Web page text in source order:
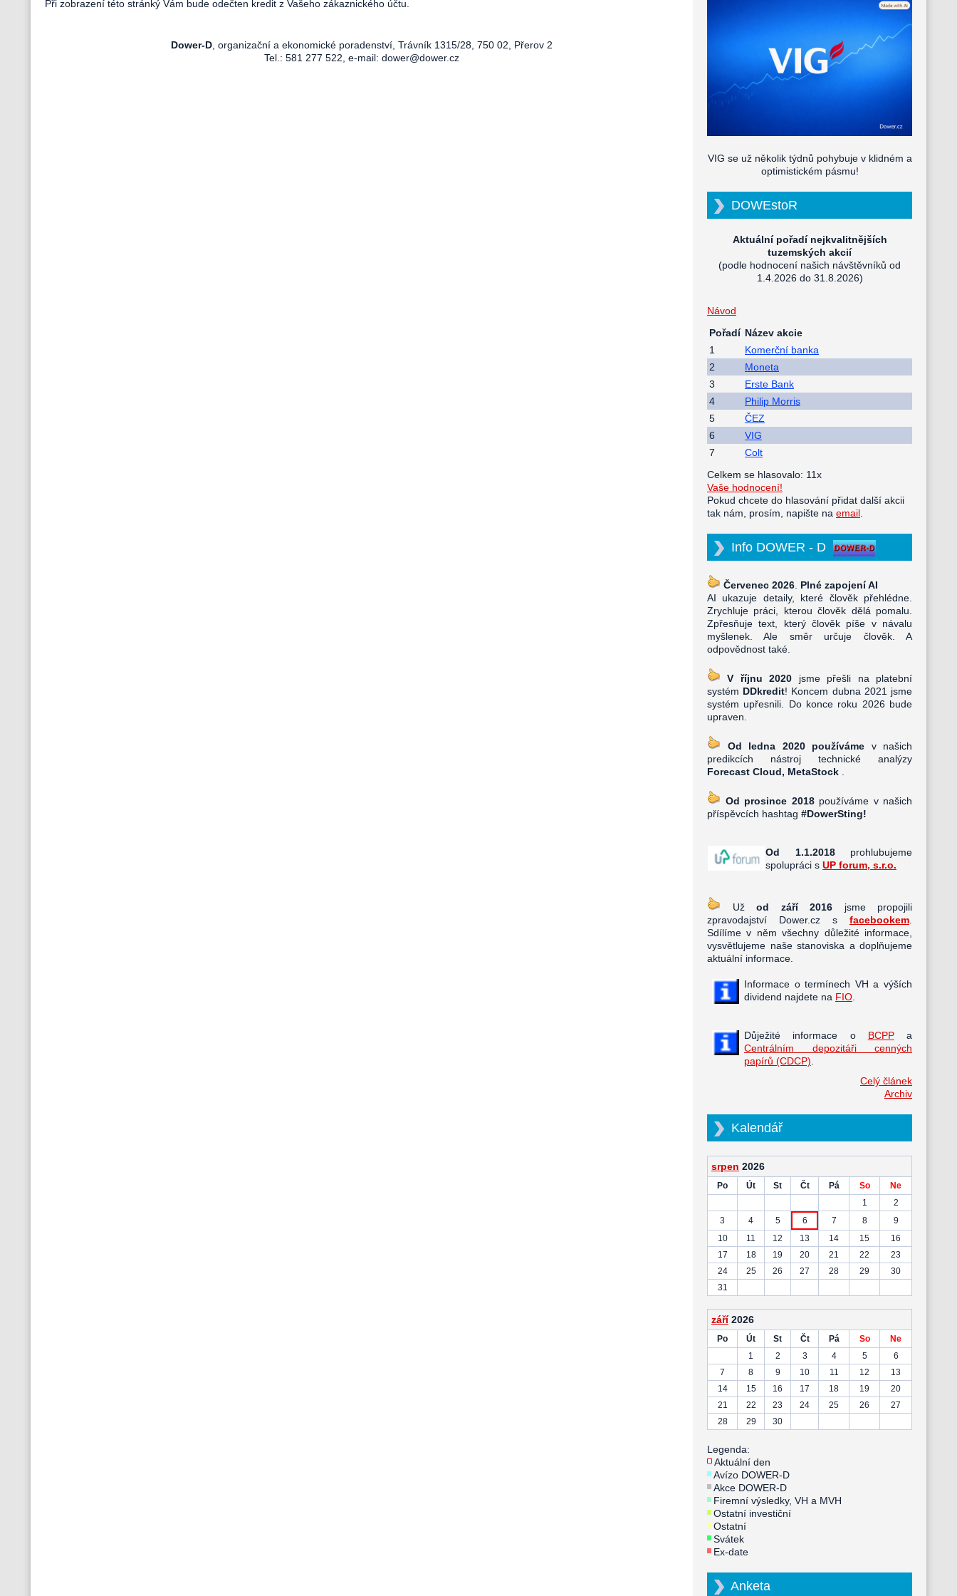
Při zobrazení této stránký Vám bude odečten kredit z Vašeho zákaznického účtu.
Dower-D , organizační a ekonomické poradenství, Trávník 1315/28, 750 02, Přerov 2
Tel.: 581 277 522, e-mail: dower@dower.cz
VIG se už několik týdnů pohybuje v klidném a
optimistickém pásmu!
DOWEstoR
Aktuální pořadí nejkvalitnějších
tuzemských akcií
(podle hodnocení našich návštěvníků od
1.4.2026 do 31.8.2026)
Návod
Pořadí Název akcie
1
Komerční banka
2
Moneta
3
Erste Bank
4
Philip Morris
5
ČEZ
6
VIG
7
Colt
Celkem se hlasovalo: 11x
Vaše hodnocení!
Pokud chcete do hlasování přidat další akcii
tak nám, prosím, napište na email
Info DOWER - D
Červenec 2026 Plné zapojení AI
AI ukazuje detaily, které člověk přehlédne.
Zrychluje práci, kterou člověk dělá pomalu.
Zpřesňuje text, který člověk píše v návalu
myšlenek. Ale směr určuje člověk. A
odpovědnost také.
V říjnu 2020 jsme přešli na platební
systém DDkredit! Koncem dubna 2021 jsme
systém upřesnili. Do konce roku 2026 bude
upraven.
Od ledna 2020 používáme v našich
predikcích nástroj technické analýzy
Forecast Cloud, MetaStock
Od prosince 2018používáme v našich
příspěvcích hashtag #DowerSting!
Od 1.1.2018prohlubujeme
spolupráci s UP forum, s.r.o.
Už od září 2016 jsme propojili
zpravodajství Dower.cz s facebookem
Sdílíme v něm všechny důležité informace,
vysvětlujeme naše stanoviska a doplňujeme
aktuální informace.
Informace o termínech VH a výších
dividend najdete na FIO
Důježité informace o BCPPa
Centrálním depozitáři cenných
papírů (CDCP)
Celý článek
Archiv
Kalendář
srpen 2026
Po Út St Čt Pá So
Ne
1
2
3
4 5 6 7 8
9
10
11 12 13 14 15
16
17
18 19 20 21 22
23
24
25 26 27 28 29
30
31
září 2026
Po Út St Čt Pá So
Ne
1
2 3 4 5
6
7
8 9 10 11 12
13
14
15 16 17 18 19
20
21
22 23 24 25 26
27
28
29 30
Legenda:
Aktuální den
Avízo DOWER-D
Akce DOWER-D
Firemní výsledky, VH a MVH
Ostatní investiční
Ostatní
Svátek
Ex-date
Anketa